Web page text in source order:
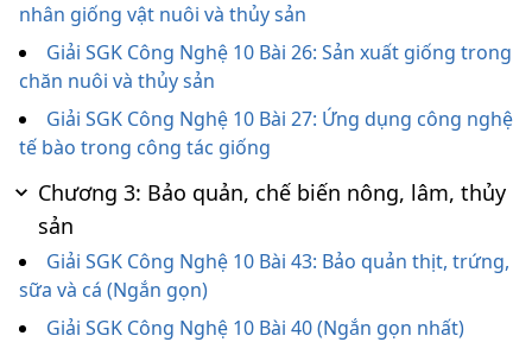
nhân giống vật nuôi và thủy sản
Giải SGK Công Nghệ 10 Bài 26: Sản xuất giống trong
chăn nuôi và thủy sản
Giải SGK Công Nghệ 10 Bài 27: Ứng dụng công nghệ
tế bào trong công tác giống
Chương 3: Bảo quản, chế biến nông, lâm, thủy
sản
Giải SGK Công Nghệ 10 Bài 43: Bảo quản thịt, trứng,
sữa và cá (Ngắn gọn)
Giải SGK Công Nghệ 10 Bài 40 (Ngắn gọn nhất)